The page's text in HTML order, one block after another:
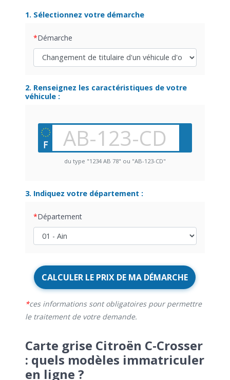
1. Sélectionnez votre démarche
Démarche
2. Renseignez les caractéristiques de votre
véhicule :
du type "1234 AB 78" ou "AB-123-CD"
3. Indiquez votre département :
Département
CALCULER LE PRIX DE MA DÉMARCHE
ces informations sont obligatoires pour permettre
le traitement de votre demande.
Carte grise Citroën C-Crosser
: quels modèles immatriculer
en ligne ?